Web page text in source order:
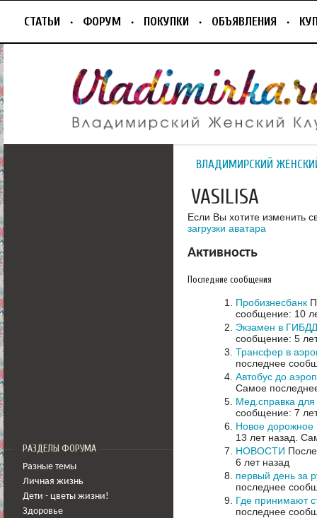
СТАТЬИ ФОРУМ ПОКУПКИ ОБЪЯВЛЕНИЯ
РАЗДЕЛЫ ФОРУМА
Разные темы
Личная жизнь
Дети - цветы жизни!
Здоровье
ВЛАДИМИРСКИЙ
VASILISA
Если Вы хотите изменить
загрузки аватара
Активность
Последние сообщения
Пробизнесбанк
сообщение: 10
Экзамен в ГИБДД
сообщение: 5
Трансфер в
последнее
Автобус до
Самое
Мед.справка
сообщение: 7
Новое дорожное
13 лет назад.
НОВОСТИ
6 лет назад
первый день за
последнее
Где принимают
последнее